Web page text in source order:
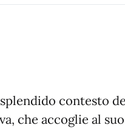
contesto
che accoglie al